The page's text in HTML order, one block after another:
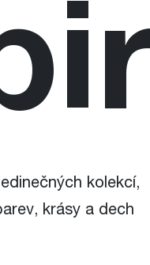
kolekcí,
krásy a dech